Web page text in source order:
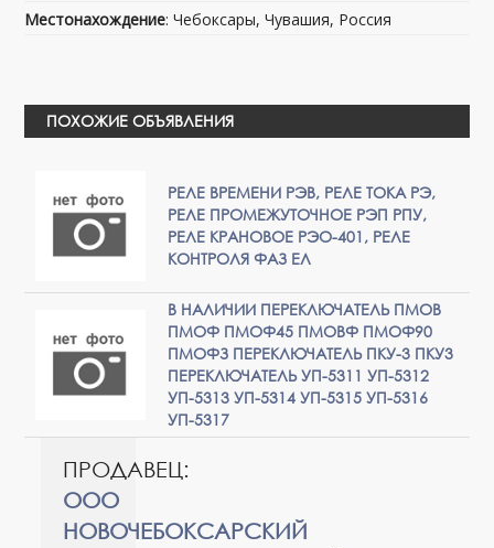
Местонахождение: Чебоксары, Чувашия, Россия
ПОХОЖИЕ ОБЪЯВЛЕНИЯ
РЕЛЕ ВРЕМЕНИ РЭВ, РЕЛЕ ТОКА РЭ,
РЕЛЕ ПРОМЕЖУТОЧНОЕ РЭП РПУ,
РЕЛЕ КРАНОВОЕ РЭО-401, РЕЛЕ
КОНТРОЛЯ ФАЗ ЕЛ
В НАЛИЧИИ ПЕРЕКЛЮЧАТЕЛЬ ПМОВ
ПМОФ ПМОФ45 ПМОВФ ПМОФ90
ПМОФЗ ПЕРЕКЛЮЧАТЕЛЬ ПКУ-3 ПКУ3
ПЕРЕКЛЮЧАТЕЛЬ УП-5311 УП-5312
УП-5313 УП-5314 УП-5315 УП-5316
УП-5317
ПРОДАВЕЦ:
ООО
НОВОЧЕБОКСАРСКИЙ